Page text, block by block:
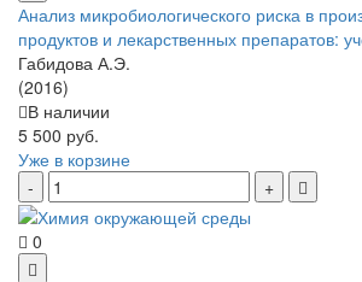
Анализ микробиологического риска в
продуктов и лекарственных препаратов:
Габидова А.Э.
(2016)
В наличии
5 500 руб.
Уже в корзине
0